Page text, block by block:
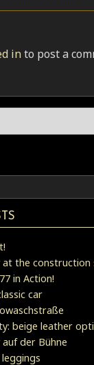
into post a
the construction
in Action!
car
beige leather
der Bühne